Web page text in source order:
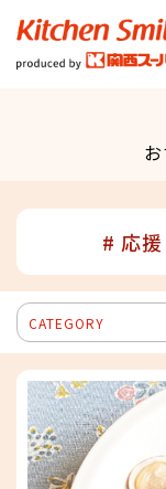
キッチンスマイル
# 応
CATEGORY